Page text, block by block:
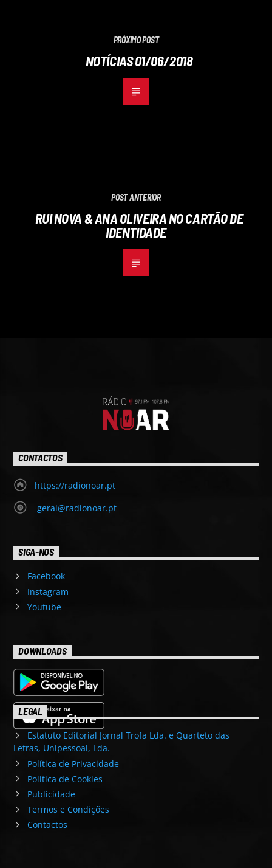
PRÓXIMO POST
NOTÍCIAS 01/06/2018
POST ANTERIOR
RUI NOVA & ANA OLIVEIRA NO CARTÃO DE
IDENTIDADE
CONTACTOS
https://radionoar.pt
geral@radionoar.pt
SIGA-NOS
Facebook
Instagram
Youtube
DOWNLOADS
LEGAL
Estatuto Editorial Jornal Trofa Lda. e Quarteto das
Letras, Unipessoal, Lda.
Política de Privacidade
Política de Cookies
Publicidade
Termos e Condições
Contactos